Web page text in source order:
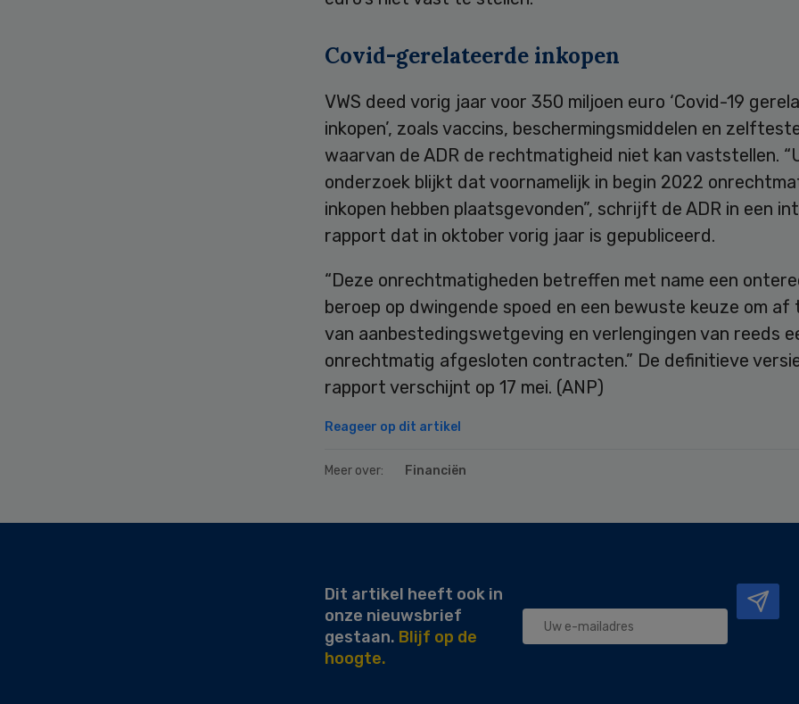
Covid-gerelateerde inkopen
VWS deed vorig jaar voor 350 miljoen euro ‘Covid-19
inkopen’, zoals vaccins, beschermingsmiddelen en
waarvan de ADR de rechtmatigheid niet kan vaststellen.
onderzoek blijkt dat voornamelijk in begin 2022
inkopen hebben plaatsgevonden”, schrijft de ADR in een
rapport dat in oktober vorig jaar is gepubliceerd.
“Deze onrechtmatigheden betreffen met name een
beroep op dwingende spoed en een bewuste keuze om af
van aanbestedingswetgeving en verlengingen van reeds
onrechtmatig afgesloten contracten.” De definitieve
rapport verschijnt op 17 mei. (ANP)
Reageer op dit artikel
Meer over: Financiën
Dit artikel heeft ook in
onze nieuwsbrief
gestaan. Blijf op de
hoogte.